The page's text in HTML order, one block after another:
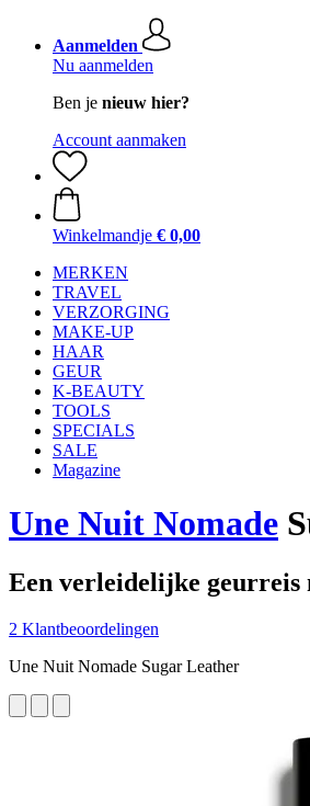
Aanmelden
Nu aanmelden
Ben je nieuw hier?
Account aanmaken
Winkelmandje € 0,00
MERKEN
TRAVEL
VERZORGING
MAKE-UP
HAAR
GEUR
K-BEAUTY
TOOLS
SPECIALS
SALE
Magazine
Une Nuit Nomade
Een verleidelijke geurreis
2 Klantbeoordelingen
Une Nuit Nomade Sugar Leather